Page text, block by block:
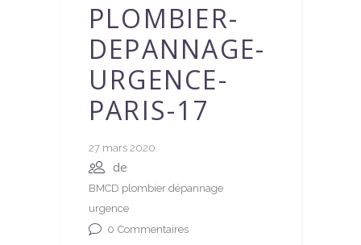
PLOMBIER-
DEPANNAGE-
URGENCE-
PARIS-17
27 mars 2020
de
BMCD plombier dépannage
urgence
0 Commentaires